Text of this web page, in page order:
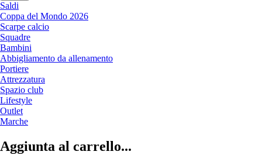
Saldi
Coppa del Mondo 2026
Scarpe calcio
Squadre
Bambini
Abbigliamento da allenamento
Portiere
Attrezzatura
Spazio club
Lifestyle
Outlet
Marche
Aggiunta al carrello...